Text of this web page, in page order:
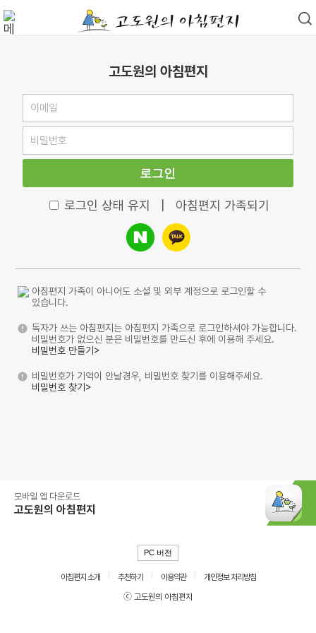
고도원의 아침편지
로그인
로그인 상태 유지 아침편지 가족되기
아침편지 가족이 아니어도 소셜 및 외부 계정으로 로그인할 수
있습니다.
독자가 쓰는 아침편지는 아침편지 가족으로 로그인하셔야 가능합니다.
비밀번호가 없으신 분은 비밀번호를 만드신 후에 이용해 주세요.
비밀번호 만들기>
비밀번호가 기억이 안날경우, 비밀번호 찾기를 이용해주세요.
비밀번호 찾기>
모바일 앱 다운로드
고도원의 아침편지
PC 버전
아침편지 소개 추천하기 이용약관
개인정보 처리방침
ⓒ 고도원의 아침편지